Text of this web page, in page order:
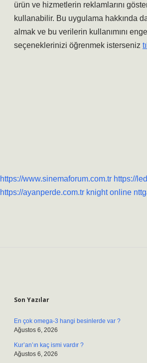
ürün ve hizmetlerin reklamlarını
kullanabilir. Bu uygulama hakkında
almak ve bu verilerin kullanımını
seçeneklerinizi öğrenmek isterseniz
https://www.sinemaforum.com.tr https://
https://ayanperde.com.tr knight online
Son Yazılar
En çok omega-3 hangi besinlerde var ?
Ağustos 6, 2026
Kur’an’ın kaç ismi vardır ?
Ağustos 6, 2026